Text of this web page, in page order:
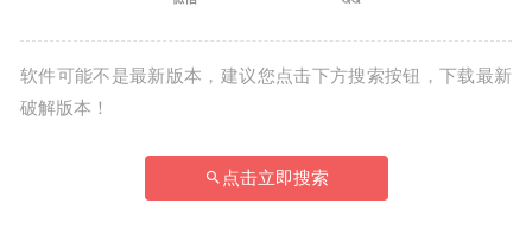
软件可能不是最新版本，建议您点击下方搜索按钮，下载最新
破解版本！
点击立即搜索